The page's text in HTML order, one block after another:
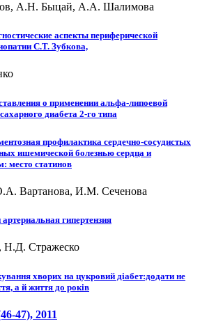
А.Н. Быцай, А.А. Шалимова
аспекты периферической
С.Т. Зубкова,
о применении альфа-липоевой
диабета 2-го типа
профилактика сердечно-сосудистых
ишемической болезнью сердца и
место статинов
Вартанова, И.М. Сеченова
гипертензия
Н.Д. Стражеско
хворих на цукровий діабет:додати не
а й життя до років
47), 2011